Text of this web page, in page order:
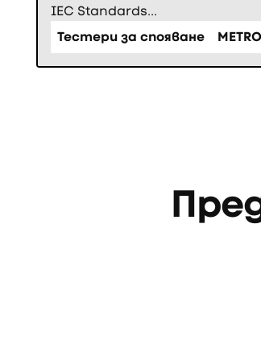
IEC Standards...
Тестери за спояване